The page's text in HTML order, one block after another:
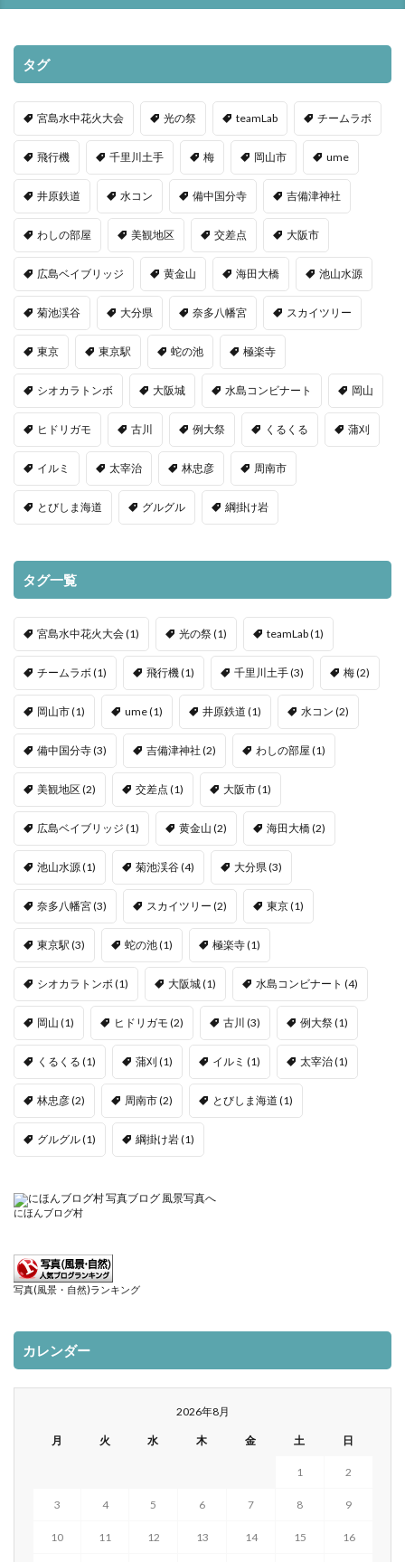
タグ
宮島水中花火大会 光の祭 teamLab チームラボ
飛行機 千里川土手 梅 岡山市 ume
井原鉄道 水コン 備中国分寺 吉備津神社
わしの部屋 美観地区 交差点 大阪市
広島ベイブリッジ 黄金山 海田大橋 池山水源
菊池渓谷 大分県 奈多八幡宮 スカイツリー
東京 東京駅 蛇の池 極楽寺
シオカラトンボ 大阪城 水島コンビナート 岡山
ヒドリガモ 古川 例大祭 くるくる 蒲刈
イルミ 太宰治 林忠彦 周南市
とびしま海道 グルグル 綱掛け岩
タグ一覧
宮島水中花火大会(1) 光の祭(1) teamLab(1)
チームラボ (1) 飛行機(1) 千里川土手(3) 梅(2)
岡山市(1) ume(1) 井原鉄道 (1) 水コン (2)
備中国分寺(3) 吉備津神社 (2) わしの部屋 (1)
美観地区(2) 交差点 (1) 大阪市(1)
広島ベイブリッジ (1) 黄金山 (2) 海田大橋(2)
池山水源(1) 菊池渓谷(4) 大分県 (3)
奈多八幡宮(3) スカイツリー (2) 東京(1)
東京駅 (3) 蛇の池(1) 極楽寺(1)
シオカラトンボ (1) 大阪城(1) 水島コンビナート (4)
岡山 (1) ヒドリガモ (2) 古川 (3) 例大祭(1)
くるくる (1) 蒲刈 (1) イルミ (1) 太宰治(1)
林忠彦(2) 周南市(2) とびしま海道 (1)
グルグル(1) 綱掛け岩(1)
にほんブログ村
写真(風景・自然)ランキング
カレンダー
2026年8月
月 火 水 木 金 土 日
1 2
3 4 5 6 7 8 9
10 11 12 13 14 15 16